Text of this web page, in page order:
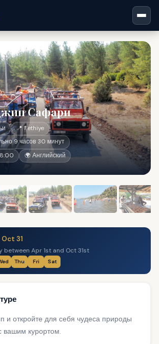
Сафари
📍 Fethiye
9 часов 30 минут
🌍 Английский
Oct 31
between Apr 1st and Oct 31st
Thu Fri Sat
и откройте для себя чудеса природы
вашим курортом.